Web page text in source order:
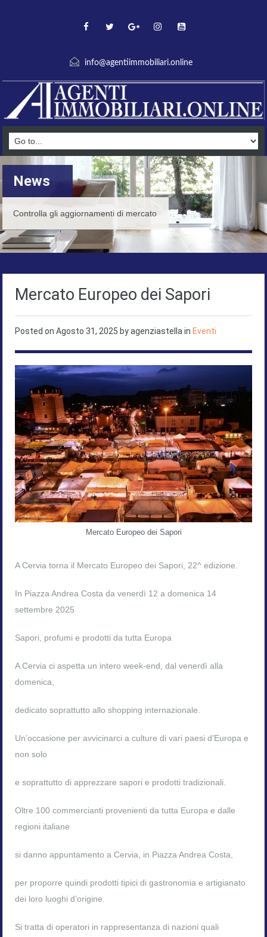
info@agentiimmobiliari.online
News
Controlla gli aggiornamenti di mercato
Mercato Europeo dei Sapori
Posted on Agosto 31, 2025 by agenziastella in Eventi
Mercato Europeo dei Sapori
A Cervia torna il Mercato Europeo dei Sapori, 22^ edizione.
In Piazza Andrea Costa da venerdì 12 a domenica 14
settembre 2025
Sapori, profumi e prodotti da tutta Europa
ACervia ci aspetta un intero week-end, dal venerdì alla
domenica,
dedicato soprattutto allo shopping internazionale.
Un’occasione per avvicinarci a culture di vari paesi d’Europa e
non solo
e soprattutto di apprezzare sapori e prodotti tradizionali.
Oltre 100 commercianti provenienti da tutta Europa e dalle
regioni italiane
si danno appuntamento a Cervia, in Piazza Andrea Costa,
per proporre quindi prodotti tipici di gastronomia e artigianato
dei loro luoghi d’origine.
Si tratta di operatori in rappresentanza di nazioni quali